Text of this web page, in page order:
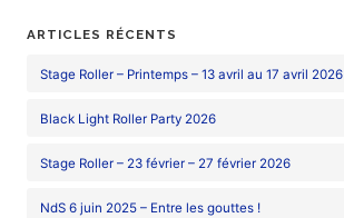
ARTICLES RÉCENTS
Stage Roller – Printemps – 13 avril au 17 avril 2026
Black Light Roller Party 2026
Stage Roller – 23 février – 27 février 2026
NdS 6 juin 2025 – Entre les gouttes !